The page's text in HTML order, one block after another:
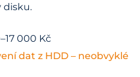
disku.
000 Kč
dat z HDD – neobvyklé